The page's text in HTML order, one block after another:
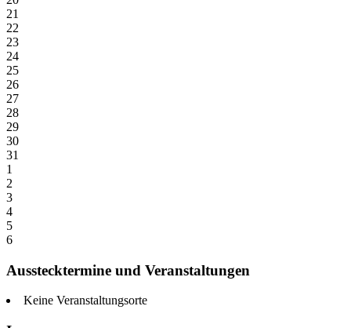
21
22
23
24
25
26
27
28
29
30
31
1
2
3
4
5
6
Ausstecktermine und Veranstaltungen
Keine Veranstaltungsorte